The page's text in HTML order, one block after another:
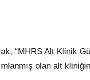
“MHRS Alt Klinik
olan alt